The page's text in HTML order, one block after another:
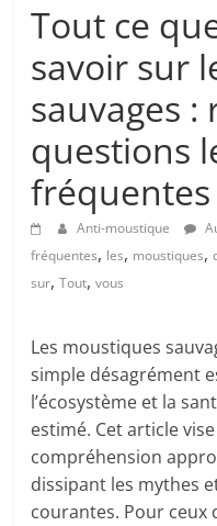
Tout ce
savoir sur
sauvages :
questions
fréquentes
Anti-moustique
fréquentes, les, moustiques,
sur,Tout,vous
Les moustiques
simple désagrément
l’écosystème et la
estimé. Cet article
compréhension
dissipant les mythes
courantes. Pour